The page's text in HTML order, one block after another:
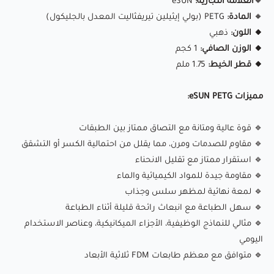
🏃‍♂️ سرعة الطباعة:40-100 ملم/ثانية
⭕ حجم الفوهة:
تعمل بشكل جيد)
eSUN PETGهو خيط طباعة متعدد الاستخدامات وسهل
مثاليًا لـ الأجزاء الوظيفية، الحاويات، والنماذج التي تتطلب متانة
ومقاومة للصدمات.
✅ قوي ومتين: يجمع بين قوة ABS وسهولة طباعة PLA
🔄 بكرة خالية من التشابك: 1 كجم، تغذية سلسة وتجربة خالية من
📏 طباعة دقيقة: قطر 1.75 ملم ± 0.03 ملم لطباعة مستقرة
🔸 المادة: PETG (بولي إيثيلين تيريفثاليت المعدل بالجليكول)
🔸 اللون: ذهبي
🔸 الوزن الصافي: 1 كجم
🔸 قطر الخيط:
مميزات eSUN PETG:
🔹 قوة عالية ومتانة مع التصاق ممتاز بين الطبقات
🔹 مقاوم للصدمات ومرن، مما يقلل من احتمالية الكسر أو التشقق
🔹 استقرار ممتاز مع تقليل الانحناء
🔹 مقاومة جيدة للمواد الكيميائية والماء
🔹 لمعة نهائية لمظهر سلس وجذاب
🔹 سهل الطباعة مع انبعاث رائحة قليلة أثناء الطباعة
🔹 مثالي للنماذج الوظيفية، الأجزاء الميكانيكية، وعناصر الاستخدام
اليومي
🔹 متوافق مع معظم طابعات FDM ثلاثية الأبعاد